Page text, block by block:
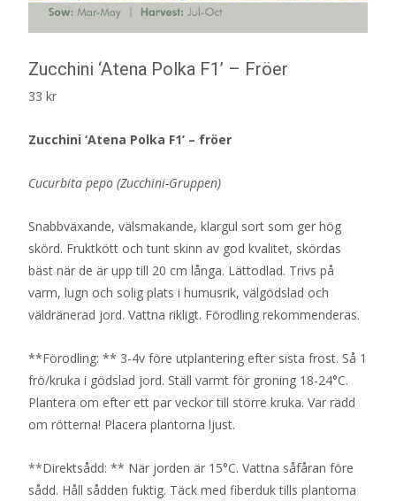
Zucchini ‘Atena Polka F1’ – Fröer
33 kr
Zucchini ‘Atena Polka F1’ – fröer
Cucurbita pepo (Zucchini-Gruppen)
Snabbväxande, välsmakande, klargul sort som ger hög
skörd. Fruktkött och tunt skinn av god kvalitet, skördas
bäst när de är upp till 20 cm långa. Lättodlad. Trivs på
varm, lugn och solig plats i humusrik, välgödslad och
väldränerad jord. Vattna rikligt. Förodling rekommenderas.
**Förodling: ** 3-4v före utplantering efter sista frost. Så 1
frö/kruka i gödslad jord. Ställ varmt för groning 18-24°C.
Plantera om efter ett par veckor till större kruka. Var rädd
om rötterna! Placera plantorna ljust.
**Direktsådd: ** När jorden är 15°C. Vattna såfåran före
sådd. Håll sådden fuktig. Täck med fiberduk tills plantorna